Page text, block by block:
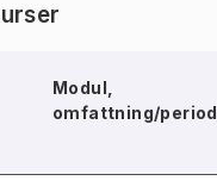
Modul,
omfattning/period